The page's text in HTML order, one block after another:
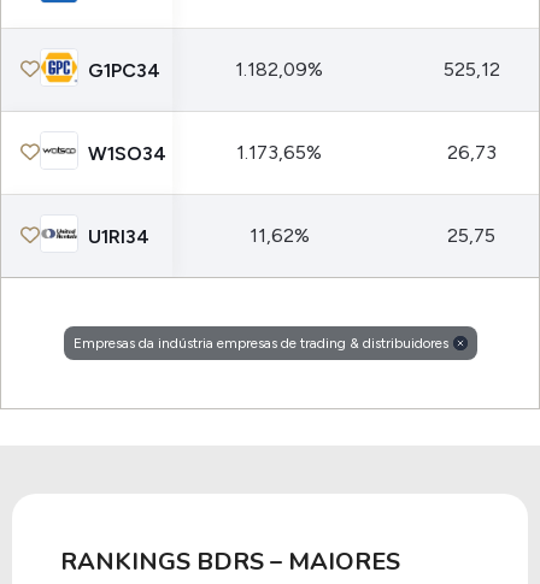
G1PC34 1.182,09% 525,12
W1SO34 1.173,65% 26,73
U1RI34 11,62% 25,75
Empresas da indústria empresas de trading & distribuidores
RANKINGS BDRS – MAIORES